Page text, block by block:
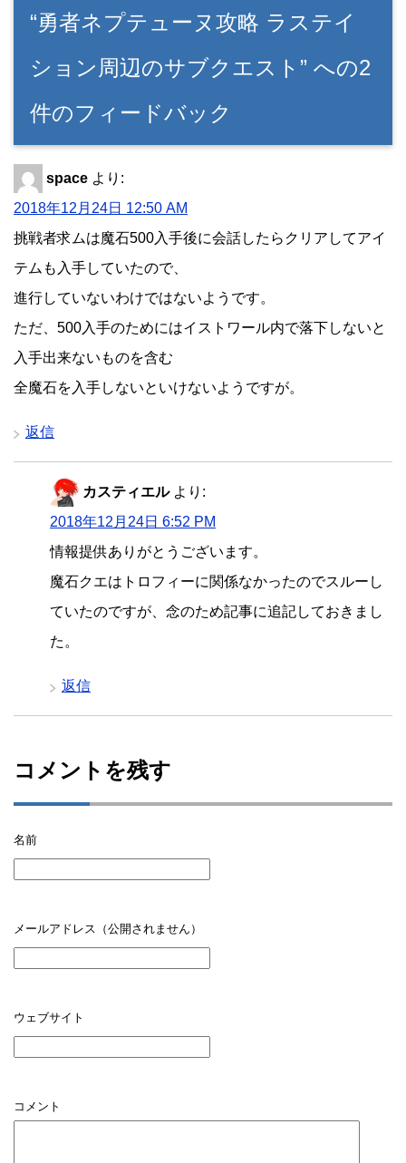
“勇者ネプテューヌ攻略 ラステイ
ション周辺のサブクエスト” への2
件のフィードバック
space より:
2018年12月24日 12:50 AM
挑戦者求ムは魔石500入手後に会話したらクリアしてアイ
テムも入手していたので、
進行していないわけではないようです。
ただ、500入手のためにはイストワール内で落下しないと
入手出来ないものを含む
全魔石を入手しないといけないようですが。
返信
カスティエル より:
2018年12月24日 6:52 PM
情報提供ありがとうございます。
魔石クエはトロフィーに関係なかったのでスルーし
ていたのですが、念のため記事に追記しておきまし
た。
返信
コメントを残す
名前
メールアドレス（公開されません）
ウェブサイト
コメント